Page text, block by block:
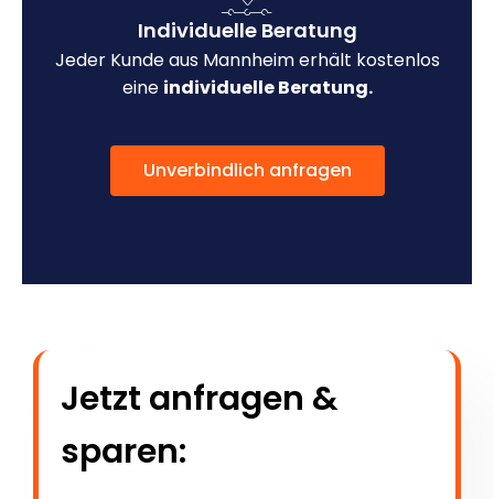
Individuelle Beratung
Jeder Kunde aus Mannheim erhält kostenlos
eine individuelle Beratung.
Unverbindlich anfragen
Jetzt anfragen &
sparen: